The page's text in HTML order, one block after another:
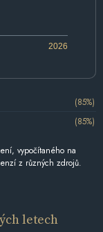
2026
(85%)
(85%)
vypočítaného na
z různých zdrojů.
letech